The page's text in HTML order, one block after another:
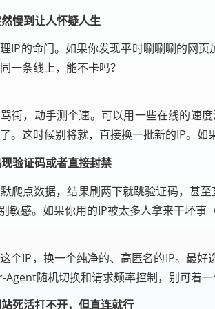
慢到让人怀疑人生
IP的命门。如果你发现平时唰唰唰的网
一条线上，能不卡吗？
街，动手测个速。可以用一些在线的速
。这时候别将就，直接换一批新的IP。
验证码或者直接封禁
爬点数据，结果刷两下就跳验证码，甚
敏感。如果你用的IP被太多人拿来干坏事
个IP，换一个纯净的、高匿名的IP。最
Agent随机切换和请求频率控制，别可着
死活打不开，但直连就行